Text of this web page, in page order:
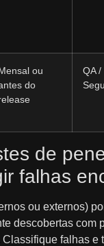
ou
do
QA /
de
falhas
ou externos)
descobertas com
falhas e